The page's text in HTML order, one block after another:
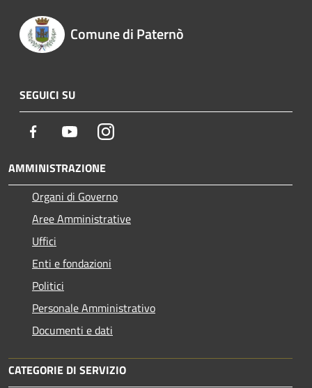
Comune di Paternò
SEGUICI SU
Facebook YoutubeInstagram
AMMINISTRAZIONE
Organi di Governo
Aree Amministrative
Uffici
Enti e fondazioni
Politici
Personale Amministrativo
Documenti e dati
CATEGORIE DI SERVIZIO